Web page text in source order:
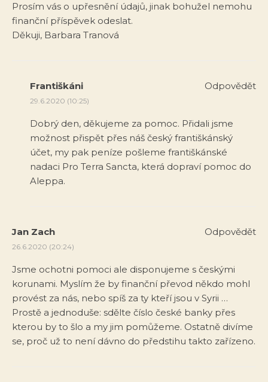
Prosím vás o upřesnění údajů, jinak bohužel nemohu
finanční příspěvek odeslat.
Děkuji, Barbara Tranová
Františkáni
29.6.2020 (10:25)
Dobrý den, děkujeme za pomoc. Přidali jsme
možnost přispět přes náš český františkánský
účet, my pak peníze pošleme františkánské
nadaci Pro Terra Sancta, která dopraví pomoc do
Aleppa.
Odpovědět
Jan Zach
26.6.2020 (20:24)
Jsme ochotni pomoci ale disponujeme s českými
korunami. Myslím že by finanční převod někdo mohl
provést za nás, nebo spíš za ty kteří jsou v Syrii …
Prostě a jednoduše: sdělte číslo české banky přes
kterou by to šlo a my jim pomůžeme. Ostatně divíme
se, proč už to není dávno do předstihu takto zařízeno.
Odpovědět